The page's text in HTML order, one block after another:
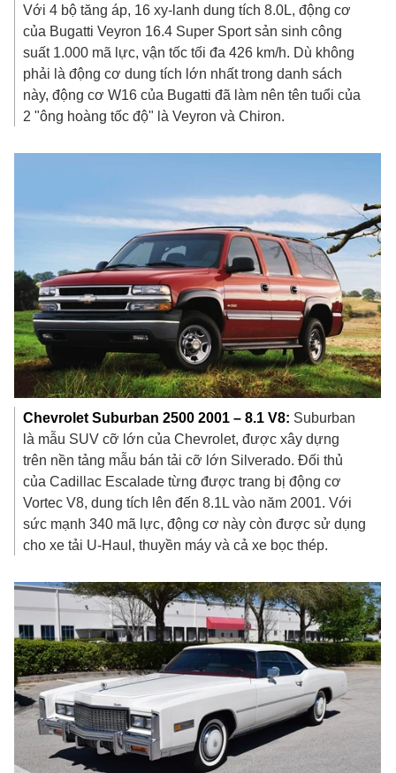
Với 4 bộ tăng áp, 16 xy-lanh dung tích 8.0L, động cơ
của Bugatti Veyron 16.4 Super Sport sản sinh công
suất 1.000 mã lực, vận tốc tối đa 426 km/h. Dù không
phải là động cơ dung tích lớn nhất trong danh sách
này, động cơ W16 của Bugatti đã làm nên tên tuổi của
2 "ông hoàng tốc độ" là Veyron và Chiron.
Chevrolet Suburban 2500 2001 – 8.1 V8: Suburban
là mẫu SUV cỡ lớn của Chevrolet, được xây dựng
trên nền tảng mẫu bán tải cỡ lớn Silverado. Đối thủ
của Cadillac Escalade từng được trang bị động cơ
Vortec V8, dung tích lên đến 8.1L vào năm 2001. Với
sức mạnh 340 mã lực, động cơ này còn được sử dụng
cho xe tải U-Haul, thuyền máy và cả xe bọc thép.